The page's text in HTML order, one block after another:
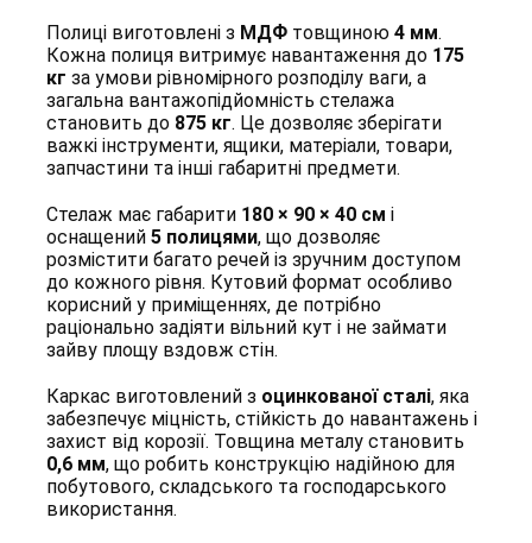
Полиці виготовлені з МДФтовщиною 4 мм.
Кожна полиця витримує навантаження до 175
кг за умови рівномірного розподілу ваги, а
загальна вантажопідйомність стелажа
становить до 875 кг. Це дозволяє зберігати
важкі інструменти, ящики, матеріали, товари,
запчастини та інші габаритні предмети.
Стелаж має габарити 180 × 90 × 40 см і
оснащений 5 полицями, що дозволяє
розмістити багато речей із зручним доступом
до кожного рівня. Кутовий формат особливо
корисний у приміщеннях, де потрібно
раціонально задіяти вільний кут і не займати
зайву площу вздовж стін.
Каркас виготовлений з оцинкованої сталі, яка
забезпечує міцність, стійкість до навантажень і
захист від корозії. Товщина металу становить
0,6 мм, що робить конструкцію надійною для
побутового, складського та господарського
використання.